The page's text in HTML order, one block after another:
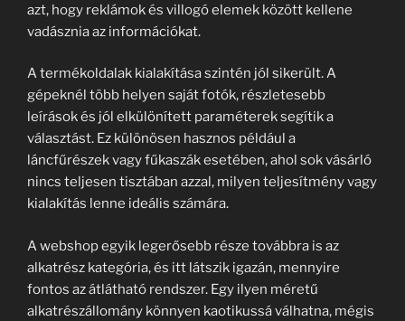
azt, hogy reklámok és villogó elemek között kellene
vadásznia az információkat.
A termékoldalak kialakítása szintén jól sikerült. A
gépeknél több helyen saját fotók, részletesebb
leírások és jól elkülönített paraméterek segítik a
választást. Ez különösen hasznos például a
láncfűrészek vagy fűkaszák esetében, ahol sok vásárló
nincs teljesen tisztában azzal, milyen teljesítmény vagy
kialakítás lenne ideális számára.
A webshop egyik legerősebb része továbbra is az
alkatrész kategória, és itt látszik igazán, mennyire
fontos az átlátható rendszer. Egy ilyen méretű
alkatrészállomány könnyen kaotikussá válhatna, mégis